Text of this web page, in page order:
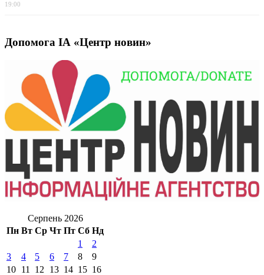
19:00
Допомога ІА «Центр новин»
Серпень 2026
Пн Вт Ср Чт Пт Сб Нд
1
2
3
4 5 6 7 8
9
10 11 12 13 14 15 16